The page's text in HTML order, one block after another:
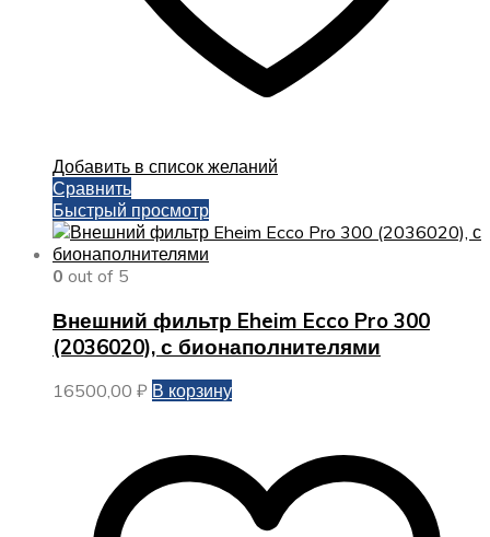
Добавить в список желаний
Сравнить
Быстрый просмотр
0 out of 5
Внешний фильтр Eheim Ecco Pro 300
(2036020), с бионаполнителями
16500,00 ₽ В корзину